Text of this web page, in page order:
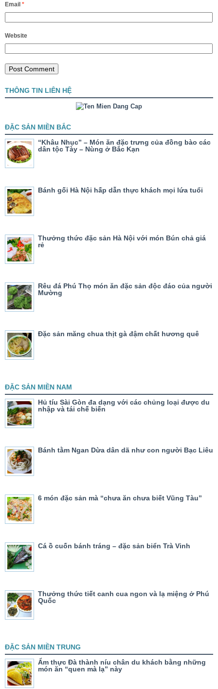
Email *
Website
THÔNG TIN LIÊN HỆ
ĐẶC SẢN MIỀN BẮC
“Khâu Nhục” – Món ăn đặc trưng của đồng bào các
dân tộc Tày – Nùng ở Bắc Kạn
Bánh gối Hà Nội hấp dẫn thực khách mọi lứa tuổi
Thưởng thức đặc sản Hà Nội với món Bún chả giá
rẻ
Rêu đá Phú Thọ món ăn đặc sản độc đáo của người
Mường
Đặc sản măng chua thịt gà đậm chất hương quê
ĐẶC SẢN MIỀN NAM
Hủ tíu Sài Gòn đa dạng với các chủng loại được du
nhập và tái chế biến
Bánh tằm Ngan Dừa dân dã như con người Bạc Liêu
6 món đặc sản mà “chưa ăn chưa biết Vũng Tàu”
Cá ồ cuốn bánh tráng – đặc sản biển Trà Vinh
Thưởng thức tiết canh cua ngon và lạ miệng ở Phú
Quốc
ĐẶC SẢN MIỀN TRUNG
Ẩm thực Đà thành níu chân du khách bằng những
món ăn “quen mà lạ” này